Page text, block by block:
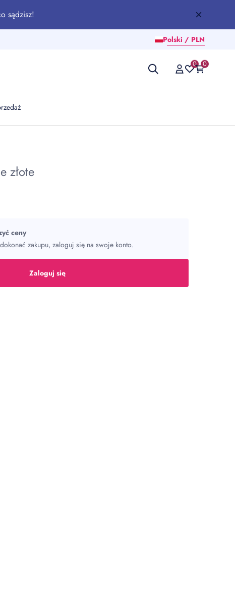
sądzisz!
Polski / PLN
0 0
złote
ceny
zakupu, zaloguj się na swoje konto.
Zaloguj się